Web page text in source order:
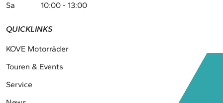
Sa
10:00 - 13:00
QUICKLINKS
KOVE Motorräder
Touren & Events
Service